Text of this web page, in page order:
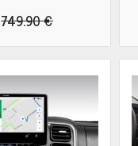
749.90 €